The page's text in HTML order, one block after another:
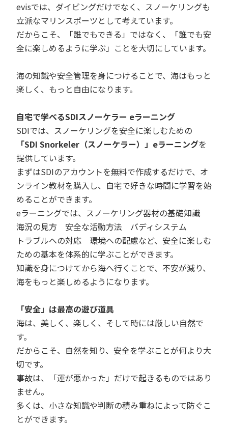
evisでは、ダイビングだけでなく、スノーケリングも
立派なマリンスポーツとして考えています。
だからこそ、「誰でもできる」ではなく、「誰でも安
全に楽しめるように学ぶ」ことを大切にしています。
海の知識や安全管理を身につけることで、海はもっと
楽しく、もっと自由になります。
自宅で学べるSDIスノーケラー eラーニング
SDIでは、スノーケリングを安全に楽しむための
「SDI Snorkeler（スノーケラー）」eラーニングを
提供しています。
まずはSDIのアカウントを無料で作成するだけで、オ
ンライン教材を購入し、自宅で好きな時間に学習を始
めることができます。
eラーニングでは、スノーケリング器材の基礎知識
海況の見方 安全な活動方法 バディシステム
トラブルへの対応 環境への配慮など、安全に楽しむ
ための基本を体系的に学ぶことができます。
知識を身につけてから海へ行くことで、不安が減り、
海をもっと楽しめるようになります。
「安全」は最高の遊び道具
海は、美しく、楽しく、そして時には厳しい自然で
す。
だからこそ、自然を知り、安全を学ぶことが何より大
切です。
事故は、「運が悪かった」だけで起きるものではあり
ません。
多くは、小さな知識や判断の積み重ねによって防ぐこ
とができます。